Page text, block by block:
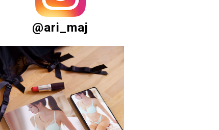
@ari_maj